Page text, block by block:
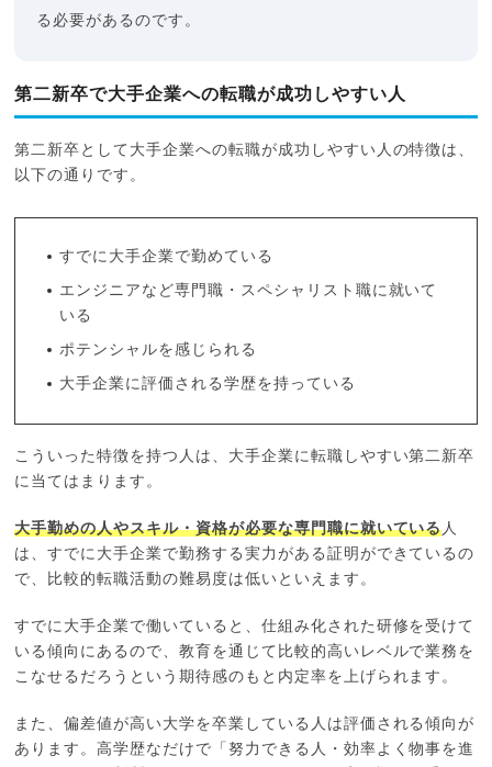
る必要があるのです。
第二新卒で大手企業への転職が成功しやすい人
第二新卒として大手企業への転職が成功しやすい人の特徴は、
以下の通りです。
すでに大手企業で勤めている
エンジニアなど専門職・スペシャリスト職に就いて
いる
ポテンシャルを感じられる
大手企業に評価される学歴を持っている
こういった特徴を持つ人は、大手企業に転職しやすい第二新卒
に当てはまります。
大手勤めの人やスキル・資格が必要な専門職に就いている人
は、すでに大手企業で勤務する実力がある証明ができているの
で、比較的転職活動の難易度は低いといえます。
すでに大手企業で働いていると、仕組み化された研修を受けて
いる傾向にあるので、教育を通じて比較的高いレベルで業務を
こなせるだろうという期待感のもと内定率を上げられます。
また、偏差値が高い大学を卒業している人は評価される傾向が
あります。高学歴なだけで「努力できる人・効率よく物事を進